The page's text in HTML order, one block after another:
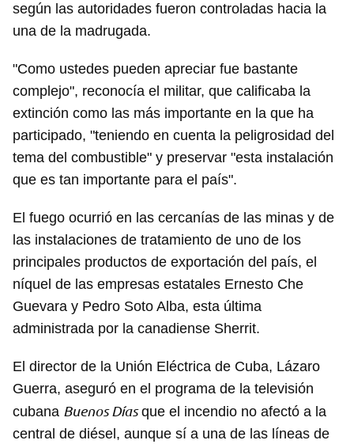
según las autoridades fueron controladas hacia la
una de la madrugada.
"Como ustedes pueden apreciar fue bastante
complejo", reconocía el militar, que calificaba la
extinción como las más importante en la que ha
participado, "teniendo en cuenta la peligrosidad del
tema del combustible" y preservar "esta instalación
que es tan importante para el país".
El fuego ocurrió en las cercanías de las minas y de
las instalaciones de tratamiento de uno de los
principales productos de exportación del país, el
níquel de las empresas estatales Ernesto Che
Guevara y Pedro Soto Alba, esta última
administrada por la canadiense Sherrit.
El director de la Unión Eléctrica de Cuba, Lázaro
Guerra, aseguró en el programa de la televisión
cubana Buenos Díasque el incendio no afectó a la
central de diésel, aunque sí a una de las líneas de